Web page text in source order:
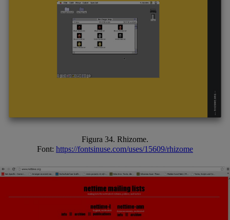
Figura 34. Rhizome.
Font: https://fontsinuse.com/uses/15609/rhizome